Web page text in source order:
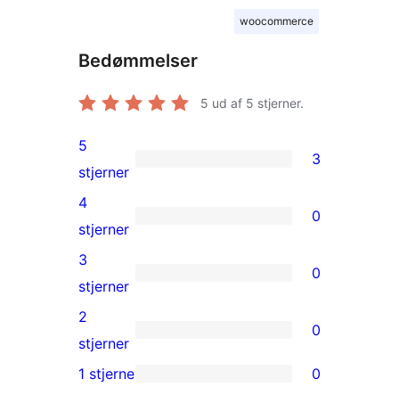
woocommerce
Bedømmelser
5 ud af 5 stjerner.
3
5-
stjernet
anmeldelser
5
stjerner
3
0
4-
stjernet
anmeldelser
4
stjerner
0
0
3-
stjernet
anmeldelser
3
stjerner
0
0
2-
2
stjerner
0
1 stjerne 0